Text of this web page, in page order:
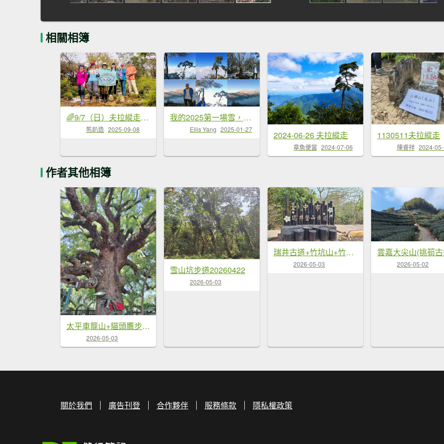
相關相簿
🌈9/7（日）夫拉縱走（夫婦山縱走拉拉山）✨FB：熊熊趴爬走🌈
熊趴造 2025-09-08
我的2025第一場雪，包場夫婦山，獨享差強人意的雪景&雲海。1/27
Ellis Yang 2025-01-27
2024-06-26 夫拉縱走
章魚便當 2024-07-06
1130511夫拉縱走
陳睿祥 2024-
作者其他相簿
太平車籠山+貓頭鷹步道+番子路山+豬槽山20260502
2026-05-03
雪山坑步道20260422
2026-05-03
瑞井古道+竹坑山+竹坑南寮步道20260328
2026-05-03 2026-05-02
關於我們 廣告刊登 合作夥伴 服務條款 隱私權政策